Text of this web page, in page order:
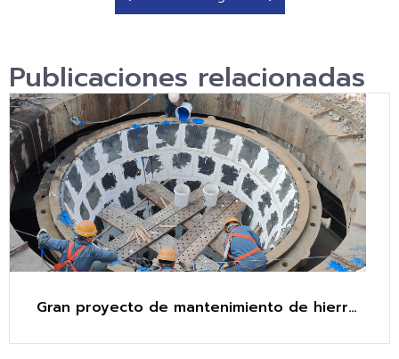
Publicaciones relacionadas
Gran proyecto de mantenimiento de hierro